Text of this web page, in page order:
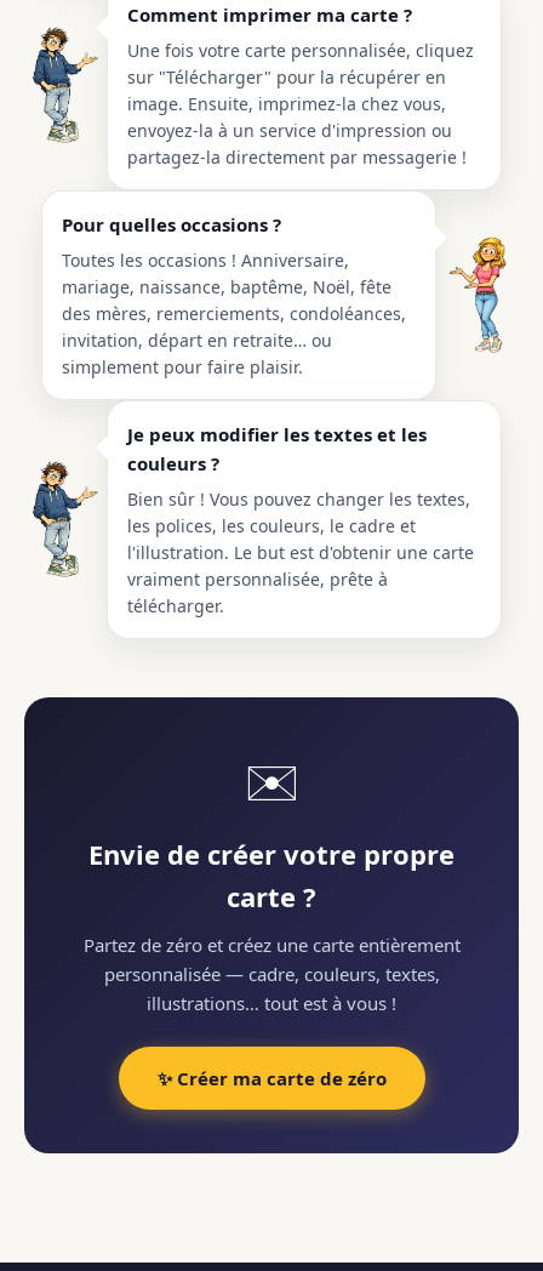
Comment imprimer ma carte ?
Une fois votre carte personnalisée, cliquez
sur "Télécharger" pour la récupérer en
image. Ensuite, imprimez-la chez vous,
envoyez-la à un service d'impression ou
partagez-la directement par messagerie !
Pour quelles occasions ?
Toutes les occasions ! Anniversaire,
mariage, naissance, baptême, Noël, fête
des mères, remerciements, condoléances,
invitation, départ en retraite… ou
simplement pour faire plaisir.
Je peux modifier les textes et les
couleurs ?
Bien sûr ! Vous pouvez changer les textes,
les polices, les couleurs, le cadre et
l'illustration. Le but est d'obtenir une carte
vraiment personnalisée, prête à
télécharger.
✉️
Envie de créer votre propre
carte ?
Partez de zéro et créez une carte entièrement
personnalisée — cadre, couleurs, textes,
illustrations… tout est à vous !
✨ Créer ma carte de zéro